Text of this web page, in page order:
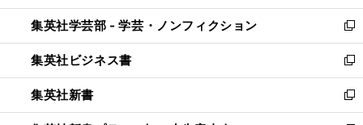
開
く
ウ
で
開
く
ン
ド
ウ
で
開
く
ウ
ィ
ン
ド
ウ
で
開
集英社学芸部 - 学芸・ノンフィクション
新
し
い
ウ
ィ
ン
集英社ビジネス書
新
し
い
ウ
集英社新書
新
し